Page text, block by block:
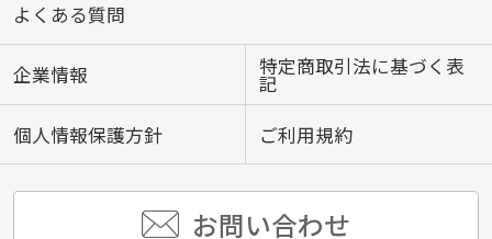
よくある質問
企業情報 特定商取引法に基づく表
記
個人情報保護方針
ご利用規約
お問い合わせ